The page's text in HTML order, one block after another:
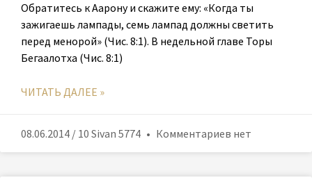
Обратитесь к Аарону и скажите ему: «Когда ты
зажигаешь лампады, семь лампад должны светить
перед менорой» (Чис. 8:1). В недельной главе Торы
Бегаалотха (Чис. 8:1)
ЧИТАТЬ ДАЛЕЕ »
08.06.2014 / 10 Sivan 5774 Комментариев нет